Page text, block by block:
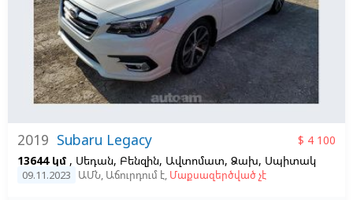
2019 Subaru Legacy
$ 4 100
13644 կմ , Սեդան, Բենզին, Ավտոմատ, Ձախ, Սպիտակ
09.11.2023 ԱՄՆ, Աճուրդում է, Մաքսազերծված չէ